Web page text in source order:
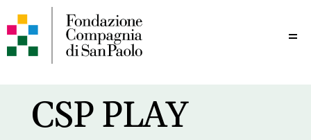
CSP PLAY